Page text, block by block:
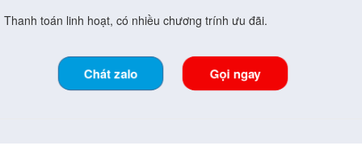
Thanh toán linh hoạt, có nhiều chương trính ưu đãi.
Chát zalo Gọi ngay